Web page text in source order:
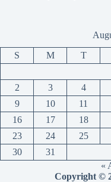
S M T
2
3 4
9
10 11
16
17 18
23
24 25
30
31
«
Copyright ©